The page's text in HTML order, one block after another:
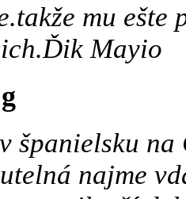
mu
Mayio
španielsku
najme